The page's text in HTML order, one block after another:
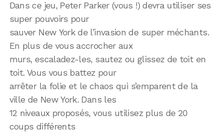
Dans ce jeu, Peter Parker (vous !) devra utiliser ses
super pouvoirs pour
sauver New York de l’invasion de super méchants.
En plus de vous accrocher aux
murs, escaladez-les, sautez ou glissez de toit en
toit. Vous vous battez pour
arrêter la folie et le chaos qui s’emparent de la
ville de New York. Dans les
12 niveaux proposés, vous utilisez plus de 20
coups différents